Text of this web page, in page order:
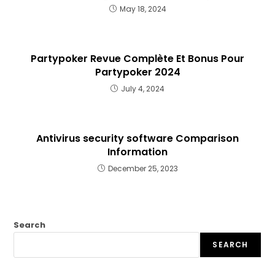
May 18, 2024
Partypoker Revue Complète Et Bonus Pour
Partypoker 2024
July 4, 2024
Antivirus security software Comparison
Information
December 25, 2023
Search
SEARCH